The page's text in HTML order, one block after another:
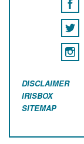
DISCLAIMER
IRISBOX
SITEMAP